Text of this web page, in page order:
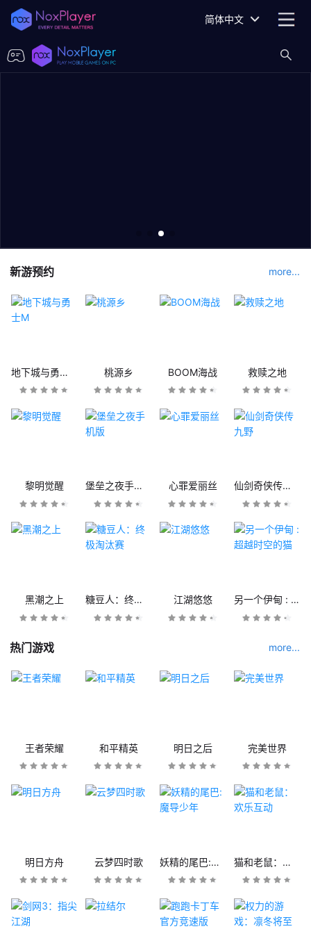
简体中文
新游预约 more...
地下城与勇士M 桃源乡 BOOM海战 救赎之地
黎明觉醒 堡垒之夜手机版 心罪爱丽丝 仙剑奇侠传九野
黑潮之上 糖豆人：终极淘汰赛 江湖悠悠 另一个伊甸 : 超越时空的猫
热门游戏 more...
王者荣耀 和平精英 明日之后 完美世界
明日方舟 云梦四时歌 妖精的尾巴:魔导少年 猫和老鼠：欢乐互动